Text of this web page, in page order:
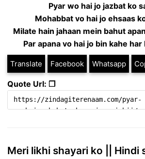
Pyar wo hai jo jazbat ko
Mohabbat vo hai jo ehsaas
Milate hain jahaan mein bahut
Par apana vo hai jo bin kahe
Translate Facebook Whatsapp
Quote Url: ❐
Meri likhi shayari ko || Hindi